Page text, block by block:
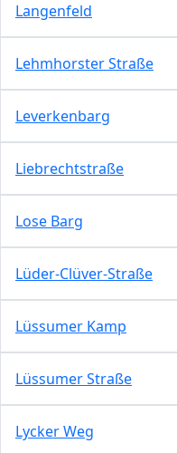
Langenfeld
Lehmhorster Straße
Leverkenbarg
Liebrechtstraße
Lose Barg
Lüder-Clüver-Straße
Lüssumer Kamp
Lüssumer Straße
Lycker Weg